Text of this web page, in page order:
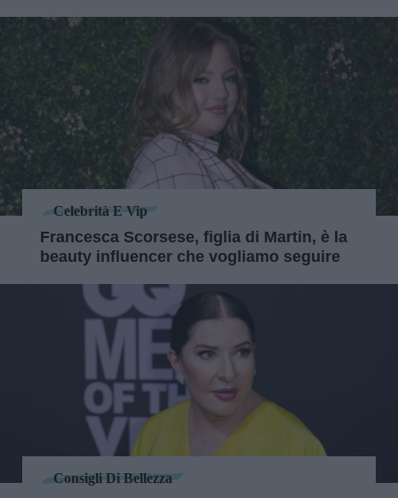
Celebrità E Vip
Francesca Scorsese, figlia di Martin, è la
beauty influencer che vogliamo seguire
Consigli Di Bellezza